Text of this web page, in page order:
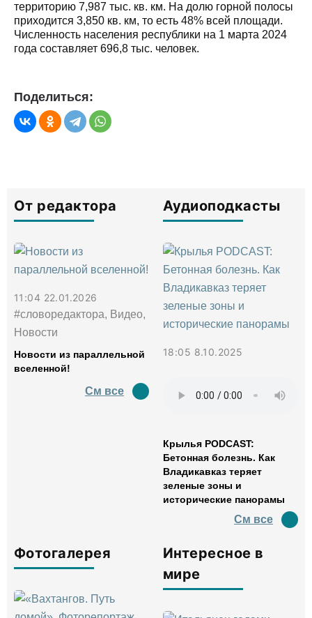
территорию 7,987 тыс. кв. км. На долю горной полосы
приходится 3,850 кв. км, то есть 48% всей площади.
Численность населения республики на 1 марта 2024
года составляет 696,8 тыс. человек.
Поделиться:
От редактора
11:04 22.01.2026
#словоредактора, Видео,
Новости
Новости из параллельной
вселенной!
См все
Аудиоподкасты
18:05 8.10.2025
Крылья PODCAST:
Бетонная болезнь. Как
Владикавказ теряет
зеленые зоны и
исторические панорамы
См все
Фотогалерея
Интересное в
мире